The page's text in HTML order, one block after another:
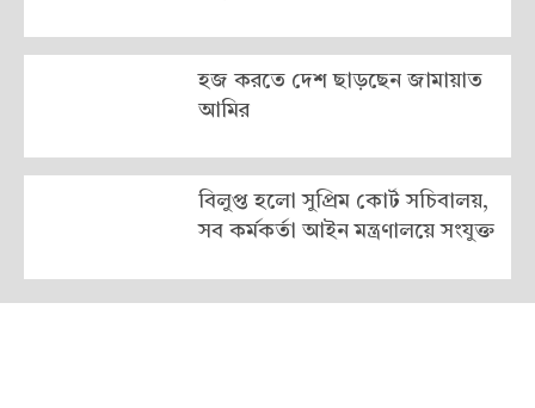
হজ করতে দেশ ছাড়ছেন জামায়াত
আমির
বিলুপ্ত হলো সুপ্রিম কোর্ট সচিবালয়,
সব কর্মকর্তা আইন মন্ত্রণালয়ে সংযুক্ত